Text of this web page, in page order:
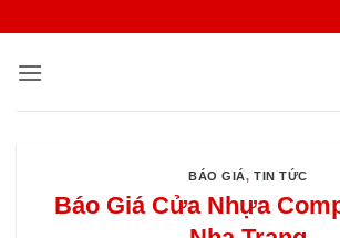
nội
BÁO GIÁ,TIN TỨC
Báo Giá Cửa Nhựa